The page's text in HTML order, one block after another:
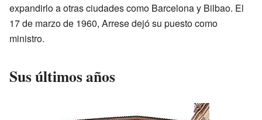
expandirlo a otras ciudades como Barcelona y Bilbao. El
17 de marzo de 1960, Arrese dejó su puesto como
ministro.
Sus últimos años